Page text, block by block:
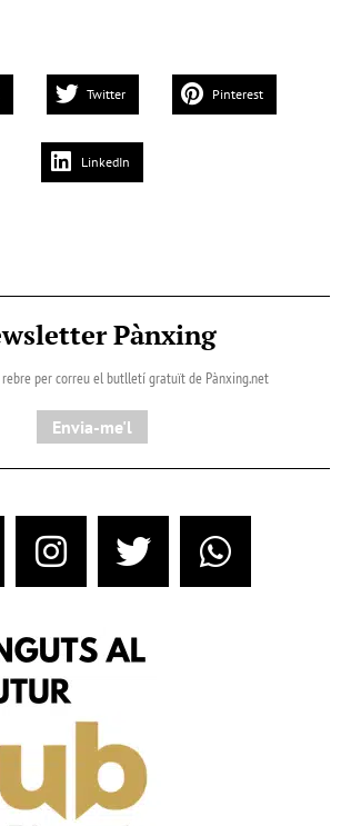
Twitter Pinterest
LinkedIn
Pànxing
per correu el butlletí gratuït de Pànxing.net​
Envia-me'l